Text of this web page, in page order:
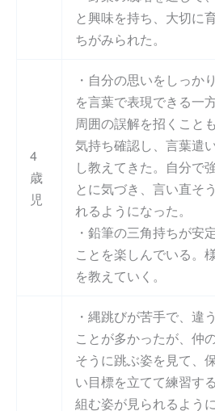
と興味を持ち、大切に
ちがみられた。
4
歳
児
・自分の思いをしっか
を言葉で表現できる一
周囲の誤解を招くこと
気持ち確認し、言葉遣
し教えてきた。自分で
とに気づき、言い直そ
れるようになった。
・鉛筆の三角持ちが安
ことを楽しんでいる。
を教えていく。
・縄跳びが苦手で、違
ことが多かったが、仲
そうに跳ぶ姿を見て、
い目標を立てて練習す
組む姿が見られるよう